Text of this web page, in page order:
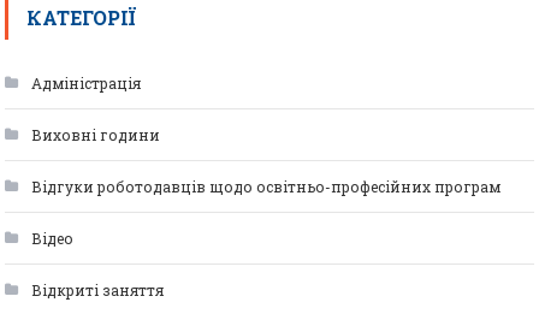
КАТЕГОРІЇ
Адміністрація
Виховні години
Відгуки роботодавців щодо освітньо-професійних програм
Відео
Відкриті заняття